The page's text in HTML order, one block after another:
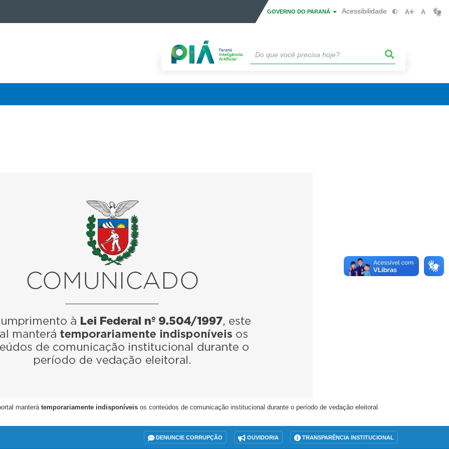
GOVERNO DO PARANÁ Acessibilidade
manterá temporariamente indisponíveis os conteúdos de comunicação institucional durante o período de vedação eleitoral.
DENUNCIE CORRUPÇÃO OUVIDORIA TRANSPARÊNCIA INSTITUCIONAL